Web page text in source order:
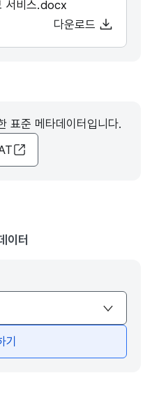
서비스.docx
다운로드
표준 메타데이터입니다.
이터
기